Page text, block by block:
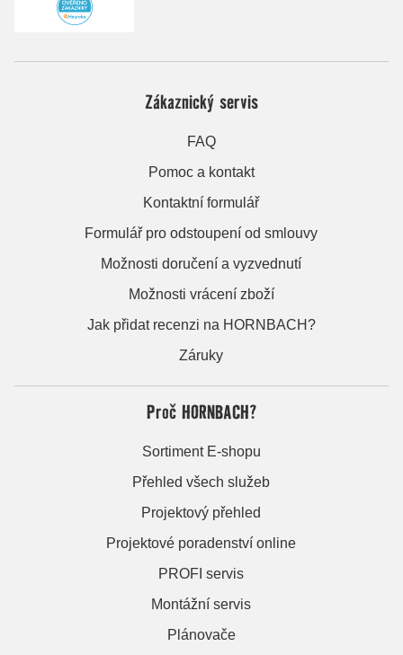
Zákaznický servis
FAQ
Pomoc a kontakt
Kontaktní formulář
Formulář pro odstoupení od smlouvy
Možnosti doručení a vyzvednutí
Možnosti vrácení zboží
Jak přidat recenzi na HORNBACH?
Záruky
Proč HORNBACH?
Sortiment E-shopu
Přehled všech služeb
Projektový přehled
Projektové poradenství online
PROFI servis
Montážní servis
Plánovače